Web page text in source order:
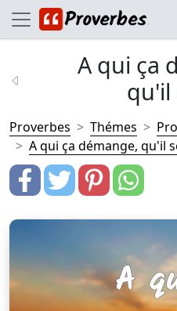
A qui ça
qu'il
Proverbes Thémes
A qui ça démange, qu'il